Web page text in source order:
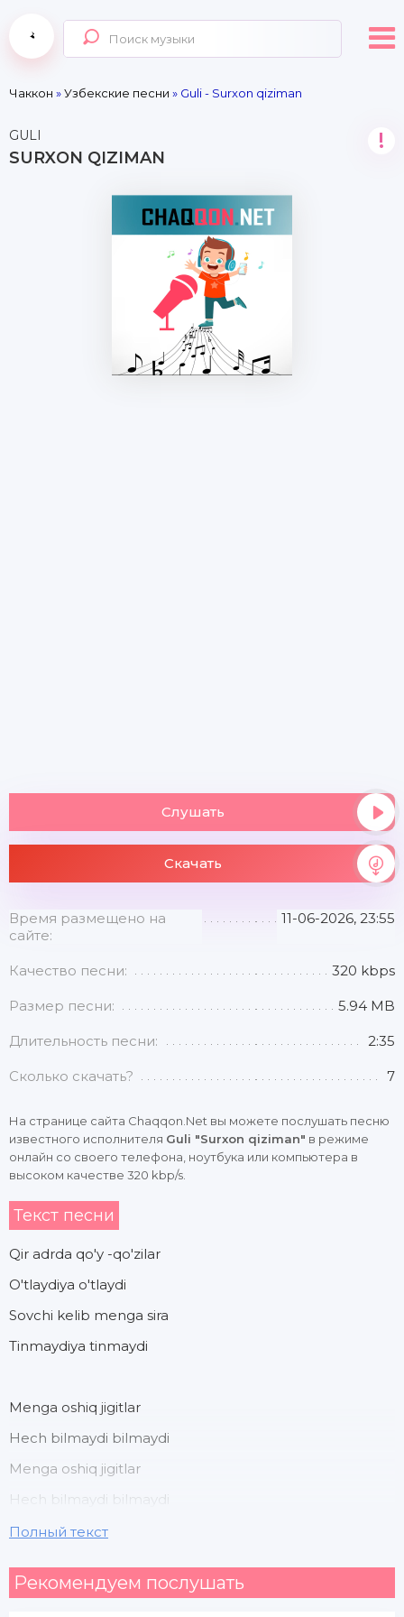
Чаккон »Узбекские песни » Guli - Surxon qiziman
GULI
SURXON QIZIMAN
!
Слушать
Скачать
Время размещено на
сайте:
11-06-2026, 23:55
Качество песни: 320 kbps
Размер песни: 5.94 MB
Длительность песни: 2:35
Сколько скачать? 7
На странице сайта Chaqqon.Net вы можете послушать песню
известного исполнителя Guli "Surxon qiziman" в режиме
онлайн со своего телефона, ноутбука или компьютера в
высоком качестве 320 kbp/s.
Текст песни
Qir adrda qo'y -qo'zilar
O'tlaydiya o'tlaydi
Sovchi kelib menga sira
Tinmaydiya tinmaydi
Menga oshiq jigitlar
Hech bilmaydi bilmaydi
Menga oshiq jigitlar
Hech bilmaydi bilmaydi
Qiziman ey qiziman
Полный текст
Рекомендуем послушать